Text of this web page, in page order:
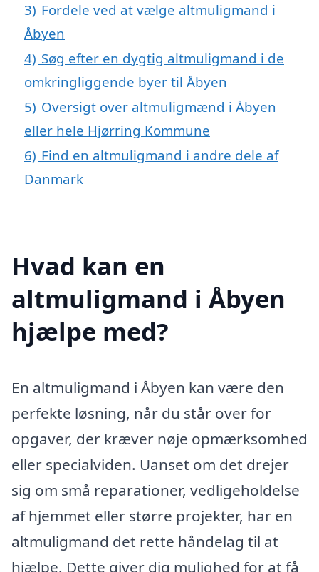
3) Fordele ved at vælge altmuligmand i
Åbyen
4) Søg efter en dygtig altmuligmand i de
omkringliggende byer til Åbyen
5) Oversigt over altmuligmænd i Åbyen
eller hele Hjørring Kommune
6) Find en altmuligmand i andre dele af
Danmark
Hvad kan en
altmuligmand i Åbyen
hjælpe med?
En altmuligmand i Åbyen kan være den
perfekte løsning, når du står over for
opgaver, der kræver nøje opmærksomhed
eller specialviden. Uanset om det drejer
sig om små reparationer, vedligeholdelse
af hjemmet eller større projekter, har en
altmuligmand det rette håndelag til at
hjælpe. Dette giver dig mulighed for at få